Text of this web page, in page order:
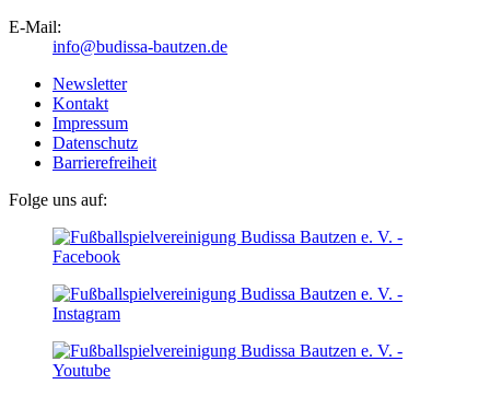
E-Mail:
info@budissa-bautzen.de
Newsletter
Kontakt
Impressum
Datenschutz
Barrierefreiheit
Folge uns auf: